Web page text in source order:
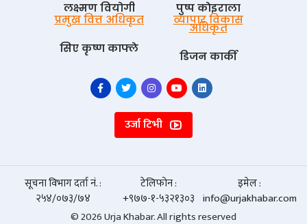
लक्ष्मण वियोगी
पुष्प काेइराला
प्रमुख वित्त अधिकृत
सिए कृष्ण काफ्ले
व्यापार विकास
अधिकृत
डिजन कार्की
उर्जा टिभी
सूचना विभाग दर्ता नं. :
२५४/०७३/७४
टेलिफोन :
+९७७-१-५३२१३०३
इमेल :
info@urjakhabar.com
© 2026 Urja Khabar. All rights reserved